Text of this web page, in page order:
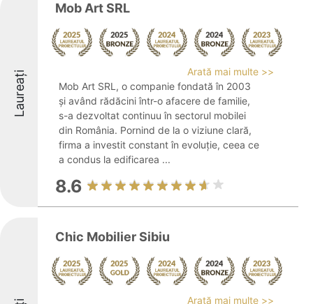
Laureați
Mob Art SRL
Arată mai multe >>
Mob Art SRL, o companie fondată în 2003
și având rădăcini într-o afacere de familie,
s-a dezvoltat continuu în sectorul mobilei
din România. Pornind de la o viziune clară,
firma a investit constant în evoluție, ceea ce
a condus la edificarea ...
8.6
Chic Mobilier Sibiu
Arată mai multe >>